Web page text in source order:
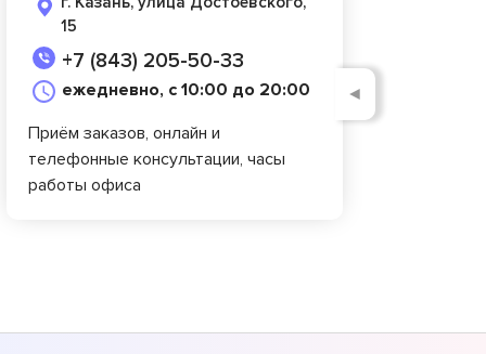
15
+7 (843) 205-50-33
ежедневно, с 10:00 до 20:00
Приём заказов, онлайн и
телефонные консультации, часы
работы офиса
◄